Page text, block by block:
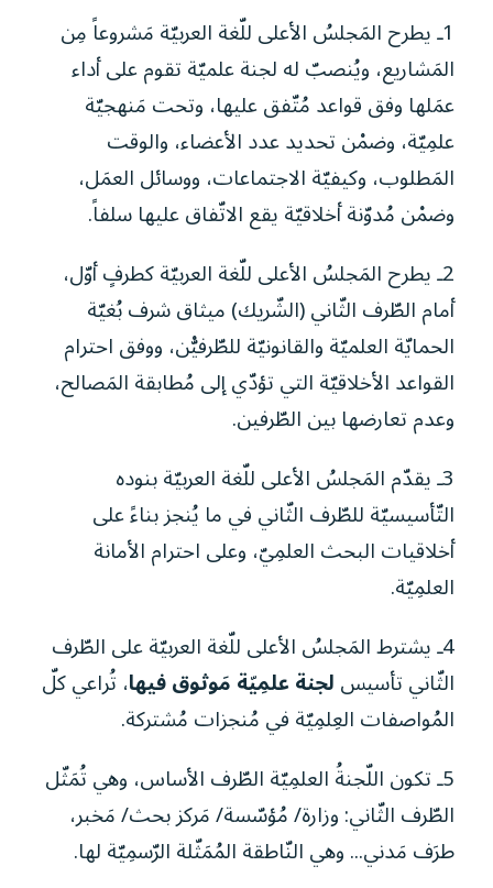
1ـ يطرح المَجلسُ الأعلى للّغة العربيّة مَشروعاً مِن
المَشاريع، ويُنصبّ له لجنة علميّة تقوم على أداء
عمَلها وفق قواعد مُتّفق عليها، وتحت مَنهجيّة
علمِيّة، وضمْن تحديد عدد الأعضاء، والوقت
المَطلوب، وكيفيّة الاجتماعات، ووسائل العمَل،
وضمْن مُدوّنة أخلاقيّة يقع الاتّفاق عليها سلفاً.
2ـ يطرح المَجلسُ الأعلى للّغة العربيّة كطرفٍ أوّل،
أمام الطّرف الثّاني (الشّريك) ميثاق شرف بُغيّة
الحمايّة العلميّة والقانونيّة للطّرفيّْن، ووفق احترام
القواعد الأخلاقيّة التي تؤدّي إلى مُطابقة المَصالح،
وعدم تعارضها بين الطّرفين.
3ـ يقدّم المَجلسُ الأعلى للّغة العربيّة بنوده
التّأسيسيّة للطّرف الثّاني في ما يُنجز بناءً على
أخلاقيات البحث العلمِيّ، وعلى احترام الأمانة
العلمِيّة.
4ـ يشترط المَجلسُ الأعلى للّغة العربيّة على الطّرف
الثّاني تأسيسلجنة علمِيّة مَوثوق فيها، تُراعي كلّ
المُواصفات العِلمِيّة في مُنجزات مُشتركة.
5ـ تكون اللّجنةُ العلمِيّة الطّرف الأساس، وهي تُمَثّل
الطّرف الثّاني: وزارة/ مُؤسّسة/ مَركز بحث/ مَخبر،
طرَف مَدني... وهي النّاطقة المُمَثّلة الرّسمِيّة لها.